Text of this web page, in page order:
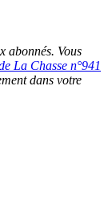
abonnés. Vous
La Chasse n°941
dans votre